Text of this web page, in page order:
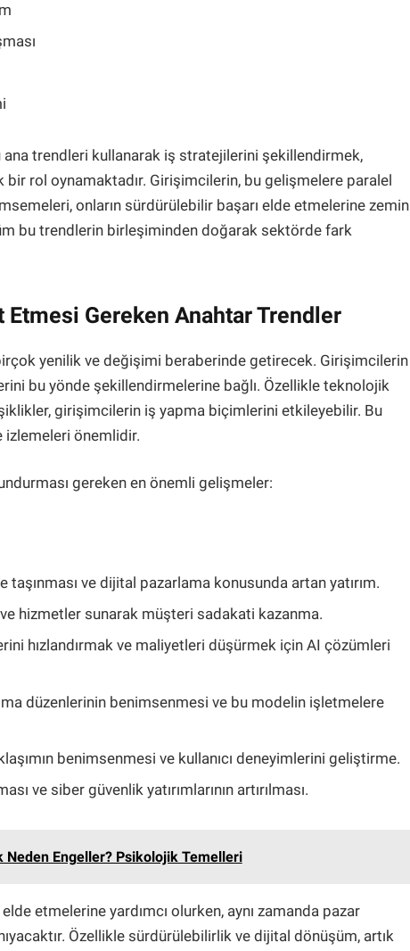
ana trendleri kullanarak iş stratejilerini şekillendirmek,
bir rol oynamaktadır. Girişimcilerin, bu gelişmelere paralel
onların sürdürülebilir başarı elde etmelerine zemin
bu trendlerin birleşiminden doğarak sektörde fark
Gereken Anahtar Trendler
yenilik ve değişimi beraberinde getirecek. Girişimcilerin
bu yönde şekillendirmelerine bağlı. Özellikle teknolojik
girişimcilerin iş yapma biçimlerini etkileyebilir. Bu
önemlidir.
gereken en önemli gelişmeler:
ve dijital pazarlama konusunda artan yatırım.
hizmetler sunarak müşteri sadakati kazanma.
hızlandırmak ve maliyetleri düşürmek için AI çözümleri
düzenlerinin benimsenmesi ve bu modelin işletmelere
benimsenmesi ve kullanıcı deneyimlerini geliştirme.
ve siber güvenlik yatırımlarının artırılması.
Neden Engeller? Psikolojik Temelleri
etmelerine yardımcı olurken, aynı zamanda pazar
Özellikle sürdürülebilirlik ve dijital dönüşüm, artık